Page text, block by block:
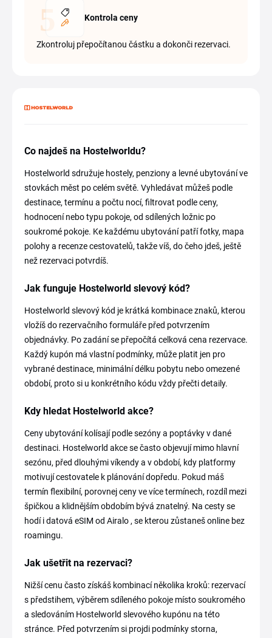
Kontrola ceny
Zkontroluj přepočítanou částku a dokonči rezervaci.
Co najdeš na Hostelworldu?
Hostelworld sdružuje hostely, penziony a levné ubytování ve
stovkách měst po celém světě. Vyhledávat můžeš podle
destinace, termínu a počtu nocí, filtrovat podle ceny,
hodnocení nebo typu pokoje, od sdílených ložnic po
soukromé pokoje. Ke každému ubytování patří fotky, mapa
polohy a recenze cestovatelů, takže víš, do čeho jdeš, ještě
než rezervaci potvrdíš.
Jak funguje Hostelworld slevový kód?
Hostelworld slevový kód je krátká kombinace znaků, kterou
vložíš do rezervačního formuláře před potvrzením
objednávky. Po zadání se přepočítá celková cena rezervace.
Každý kupón má vlastní podmínky, může platit jen pro
vybrané destinace, minimální délku pobytu nebo omezené
období, proto si u konkrétního kódu vždy přečti detaily.
Kdy hledat Hostelworld akce?
Ceny ubytování kolísají podle sezóny a poptávky v dané
destinaci. Hostelworld akce se často objevují mimo hlavní
sezónu, před dlouhými víkendy a v období, kdy platformy
motivují cestovatele k plánování dopředu. Pokud máš
termín flexibilní, porovnej ceny ve více termínech, rozdíl mezi
špičkou a klidnějším obdobím bývá znatelný. Na cesty se
hodí i datová eSIM od Airalo , se kterou zůstaneš online bez
roamingu.
Jak ušetřit na rezervaci?
Nižší cenu často získáš kombinací několika kroků: rezervací
s předstihem, výběrem sdíleného pokoje místo soukromého
a sledováním Hostelworld slevového kupónu na této
stránce. Před potvrzením si projdi podmínky storna,